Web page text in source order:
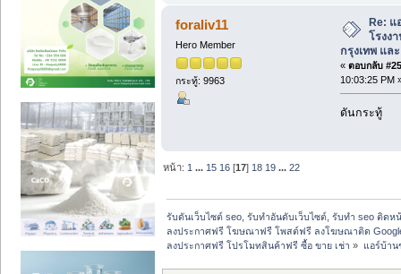
foraliv11
Hero Member
กระทู้: 9963
Re: แ
โรงง
กรุงเทพ แล
« ตอบกลับ
10:03:25 PM
ดันกระทู้
หน้า: 1 ... 15 16 [17] 18 19 ...22
รับดันเว็บไซต์ seo, รับทำอันดับเว็บไซต์, รับทำ seo ติดห
ลงประกาศฟรี โฆษณาฟรี โพสต์ฟรี ลงโฆษณาติด
ลงประกาศฟรี โปรโมทสินค้าฟรี ซื้อ ขาย เช่า » แอร์บ้าน